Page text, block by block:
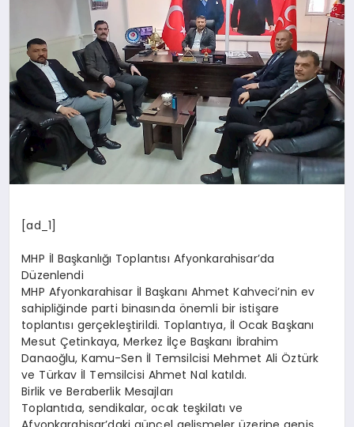
[ad_1]
MHP İl Başkanlığı Toplantısı Afyonkarahisar’da
Düzenlendi
MHP Afyonkarahisar İl Başkanı Ahmet Kahveci’nin ev
sahipliğinde parti binasında önemli bir istişare
toplantısı gerçekleştirildi. Toplantıya, İl Ocak Başkanı
Mesut Çetinkaya, Merkez İlçe Başkanı İbrahim
Danaoğlu, Kamu-Sen İl Temsilcisi Mehmet Ali Öztürk
ve Türkav İl Temsilcisi Ahmet Nal katıldı.
Birlik ve Beraberlik Mesajları
Toplantıda, sendikalar, ocak teşkilatı ve